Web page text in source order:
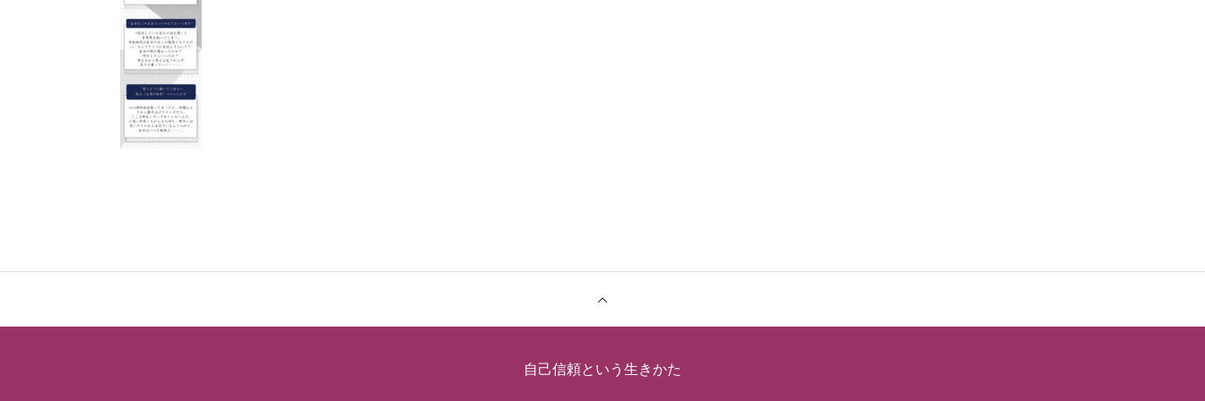
お客様の声
お問い合わせ
自己信頼という生きかた